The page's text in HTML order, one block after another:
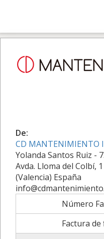
De:
CD MANTENIMIENTO
Yolanda Santos Ruiz -
Avda. Lloma del Colbí,
(Valencia) España
Número
Factura de